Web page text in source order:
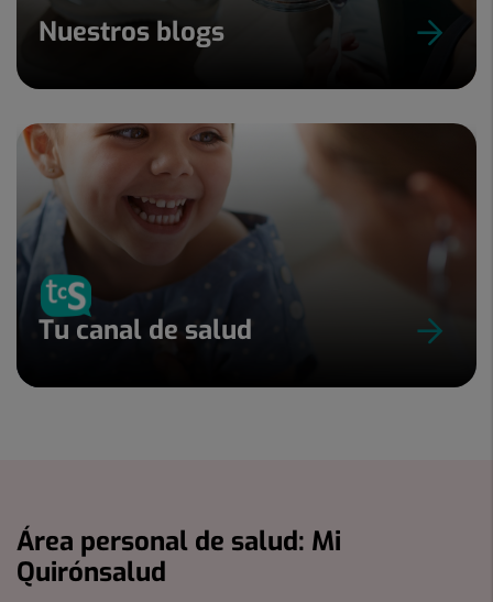
Nuestros blogs
Tu canal de salud
Área personal de salud: Mi
Quirónsalud